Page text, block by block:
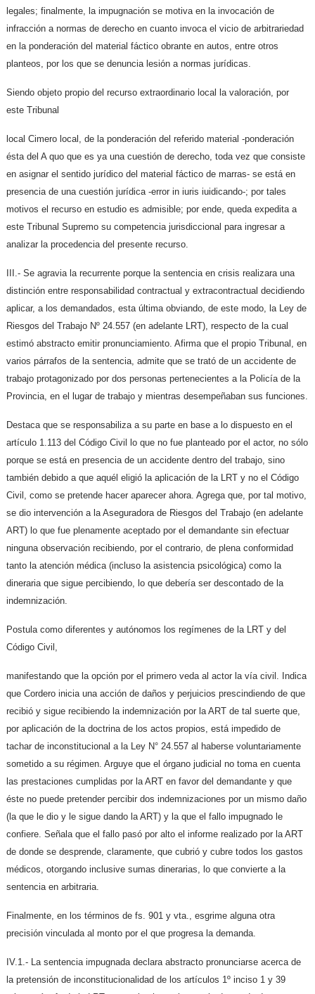
legales; finalmente, la impugnación se motiva en la invocación de
infracción a normas de derecho en cuanto invoca el vicio de arbitrariedad
en la ponderación del material fáctico obrante en autos, entre otros
planteos, por los que se denuncia lesión a normas jurídicas.
Siendo objeto propio del recurso extraordinario local la valoración, por
este Tribunal
local Cimero local, de la ponderación del referido material -ponderación
ésta del A quo que es ya una cuestión de derecho, toda vez que consiste
en asignar el sentido jurídico del material fáctico de marras- se está en
presencia de una cuestión jurídica -error in iuris iuidicando-; por tales
motivos el recurso en estudio es admisible; por ende, queda expedita a
este Tribunal Supremo su competencia jurisdiccional para ingresar a
analizar la procedencia del presente recurso.
III.- Se agravia la recurrente porque la sentencia en crisis realizara una
distinción entre responsabilidad contractual y extracontractual decidiendo
aplicar, a los demandados, esta última obviando, de este modo, la Ley de
Riesgos del Trabajo Nº 24.557 (en adelante LRT), respecto de la cual
estimó abstracto emitir pronunciamiento. Afirma que el propio Tribunal, en
varios párrafos de la sentencia, admite que se trató de un accidente de
trabajo protagonizado por dos personas pertenecientes a la Policía de la
Provincia, en el lugar de trabajo y mientras desempeñaban sus funciones.
Destaca que se responsabiliza a su parte en base a lo dispuesto en el
artículo 1.113 del Código Civil lo que no fue planteado por el actor, no sólo
porque se está en presencia de un accidente dentro del trabajo, sino
también debido a que aquél eligió la aplicación de la LRT y no el Código
Civil, como se pretende hacer aparecer ahora. Agrega que, por tal motivo,
se dio intervención a la Aseguradora de Riesgos del Trabajo (en adelante
ART) lo que fue plenamente aceptado por el demandante sin efectuar
ninguna observación recibiendo, por el contrario, de plena conformidad
tanto la atención médica (incluso la asistencia psicológica) como la
dineraria que sigue percibiendo, lo que debería ser descontado de la
indemnización.
Postula como diferentes y autónomos los regímenes de la LRT y del
Código Civil,
manifestando que la opción por el primero veda al actor la vía civil. Indica
que Cordero inicia una acción de daños y perjuicios prescindiendo de que
recibió y sigue recibiendo la indemnización por la ART de tal suerte que,
por aplicación de la doctrina de los actos propios, está impedido de
tachar de inconstitucional a la Ley N° 24.557 al haberse voluntariamente
sometido a su régimen. Arguye que el órgano judicial no toma en cuenta
las prestaciones cumplidas por la ART en favor del demandante y que
éste no puede pretender percibir dos indemnizaciones por un mismo daño
(la que le dio y le sigue dando la ART) y la que el fallo impugnado le
confiere. Señala que el fallo pasó por alto el informe realizado por la ART
de donde se desprende, claramente, que cubrió y cubre todos los gastos
médicos, otorgando inclusive sumas dinerarias, lo que convierte a la
sentencia en arbitraria.
Finalmente, en los términos de fs. 901 y vta., esgrime alguna otra
precisión vinculada al monto por el que progresa la demanda.
IV.1.- La sentencia impugnada declara abstracto pronunciarse acerca de
la pretensión de inconstitucionalidad de los artículos 1º inciso 1 y 39